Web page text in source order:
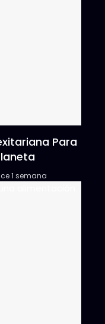
Para
1 semana